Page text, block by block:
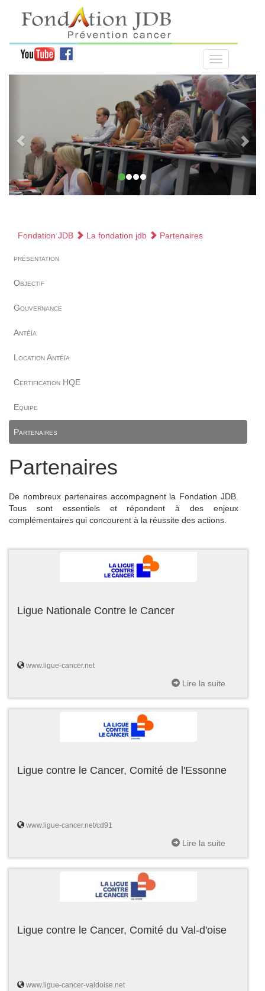
Fondation JDB La fondation jdb Partenaires
présentation
Objectif
Gouvernance
Antéïa
Location Antéïa
Certification HQE
Equipe
Partenaires
Partenaires
De nombreux partenaires accompagnent la Fondation JDB.
Tous sont essentiels et répondent à des enjeux
complémentaires qui concourent à la réussite des actions.
Ligue Nationale Contre le Cancer
www.ligue-cancer.net
Lire la suite
Ligue contre le Cancer, Comité de l'Essonne
www.ligue-cancer.net/cd91
Lire la suite
Ligue contre le Cancer, Comité du Val-d'oise
www.ligue-cancer-valdoise.net